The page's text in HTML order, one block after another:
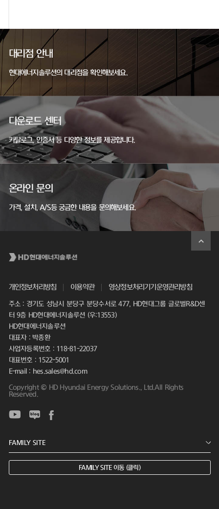
대리점 안내
현대에너지솔루션의 대리점을 확인해보세요.
다운로드 센터
카탈로그, 인증서 등 다양한 정보를 제공합니다.
온라인 문의
가격, 설치, A/S등 궁금한 내용을 문의해보세요.
개인정보처리방침 이용약관 영상정보처리기기운영관리방침
주소 : 경기도 성남시 분당구 분당수서로 477, HD현대그룹 글로벌R&D센
터 9층 HD현대에너지솔루션 (우:13553)
HD현대에너지솔루션
대표자 : 박종환
사업자등록번호 : 118-81-22037
대표번호 : 1522-5001
E-mail : hes.sales@hd.com
Copyright © HD Hyundai Energy Solutions., Ltd.All Rights
Reserved.
FAMILY SITE 이동 (클릭)